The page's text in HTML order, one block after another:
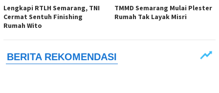
Lengkapi RTLH Semarang, TNI
Cermat Sentuh Finishing
Rumah Wito
TMMD Semarang Mulai Plester
Rumah Tak Layak Misri